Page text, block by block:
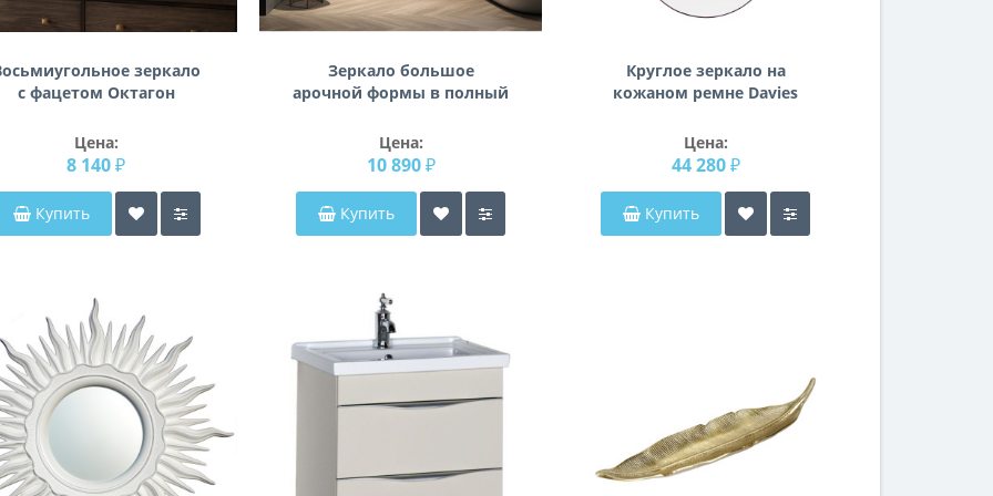
зеркало
с фацетом Октагон
Цена:
8 140 ₽
Купить
Зеркало большое
арочной формы в полный
задней фоновой
подсветкой F204
Цена:
10 890 ₽
Купить
Круглое зеркало на
кожаном ремне Davies
Цена:
44 280 ₽
Купить